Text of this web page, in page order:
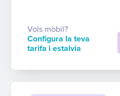
Vols mòbil?
Configura la teva
tarifa i estalvia